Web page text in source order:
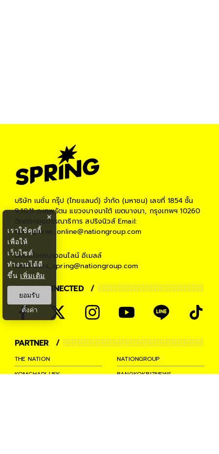
บริษัท เนชั่น กรุ๊ป (ไทยแลนด์) จำกัด (มหาชน) เลขที่ 1854 ชั้น
9,10,11 ถ.เทพรัตน แขวงบางนาใต้ เขตบางนา, กรุงเทพฯ 10260
ติดต่อกองบรรณาธิการ สปริงนิวส์Email:
springnews_online@nationgroup.com
ติดต่อโฆษณาออนไลน์ อีเมลล์
teamsales_spring@nationgroup.com
STAY CONNECTED
PARTNER
THE NATION
NATIONGROUP
KOMCHADLUEK
BANGKOKBIZNEWS
×
เราใช้คุกกี้
เพื่อให้
เว็บไซต์
ทำงานได้ดี
ขึ้น เพิ่มเติม
ยอมรับ
ตั้งค่า